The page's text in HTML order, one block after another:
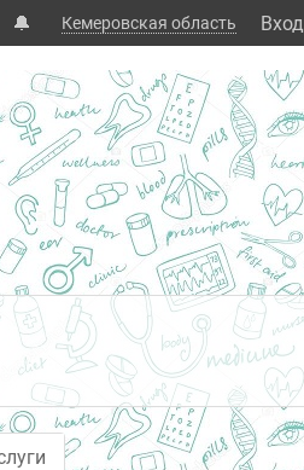
🔔 Кемеровская область Вход